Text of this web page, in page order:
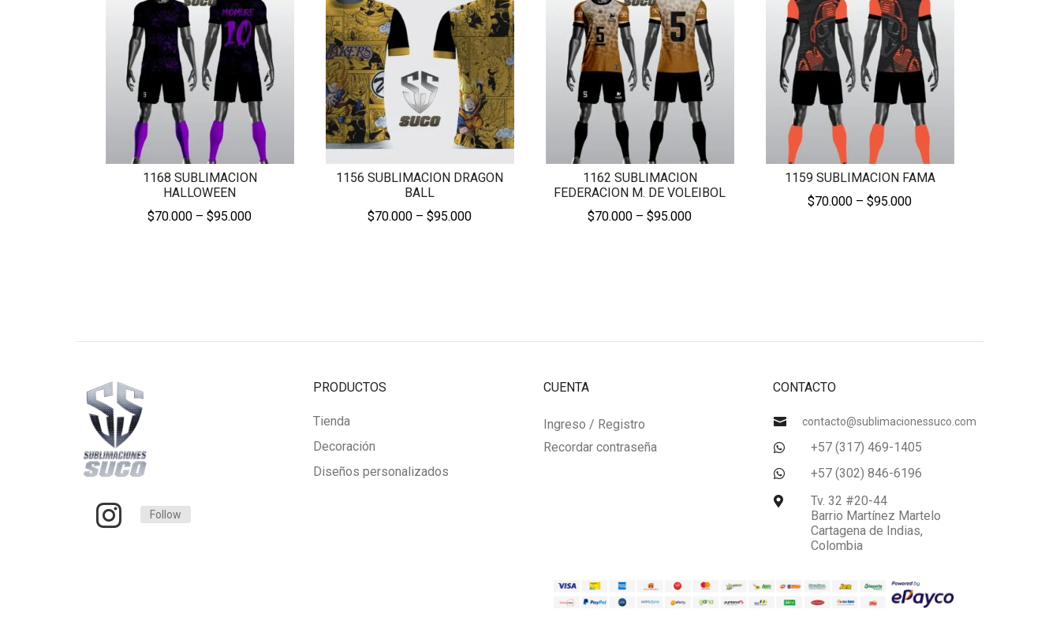
1168 SUBLIMACION
HALLOWEEN
$70.000 – $95.000Price
1156 SUBLIMACION DRAGON
BALL
$70.000 – $95.000Price
1162 SUBLIMACION
FEDERACION M. DE VOLEIBOL
$70.000 – $95.000Price
1159 SUBLIMACION FAMA
$70.000 – $95.000Price
Follow
PRODUCTOS
Tienda
Decoración
Diseños personalizados
CUENTA
Ingreso / Registro
Recordar contraseña
CONTACTO
 contacto@sublimacionessuco.com
 +57 (317) 469-1405
 +57 (302) 846-6196

Tv. 32 #20-44
Barrio Martínez Martelo
Cartagena de Indias,
Colombia